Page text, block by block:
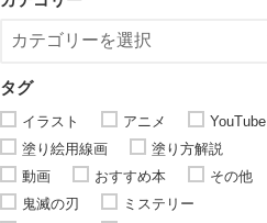
タグ
イラスト アニメ
YouTube
塗り絵用線画
塗り方解説
動画
おすすめ本
その他
鬼滅の刃
ミステリー